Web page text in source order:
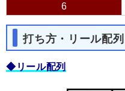
6
打ち方・リール配列
◆リール配列